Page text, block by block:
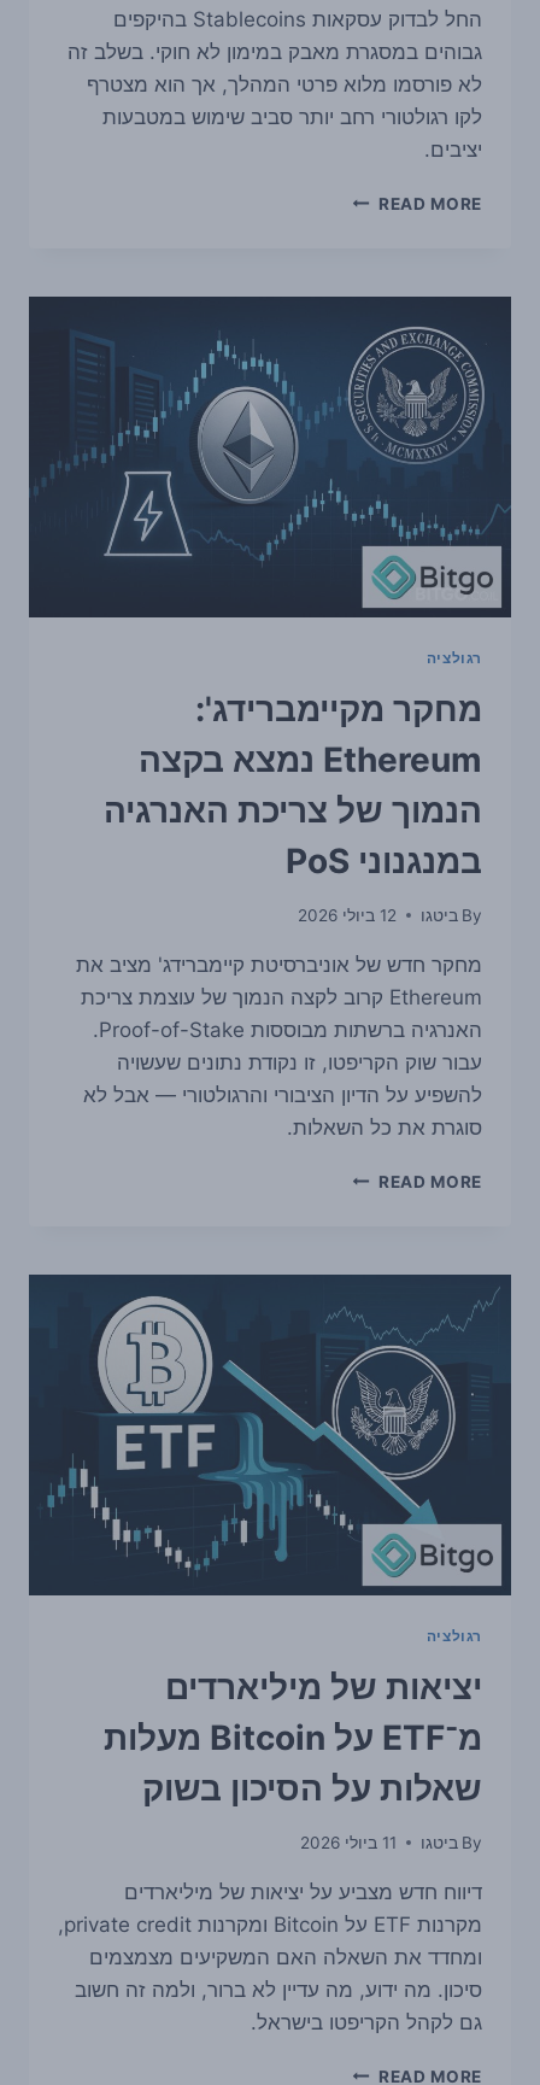
החל לבדוק עסקאות Stablecoins בהיקפים
גבוהים במסגרת מאבק במימון לא חוקי. בשלב זה
לא פורסמו מלוא פרטי המהלך, אך הוא מצטרף
לקו רגולטורי רחב יותר סביב שימוש במטבעות
יציבים.
READ MORE דיווח:
תאילנד
עסקאות
STABLECOINS
בהיקף
גבוה
רגולציה
מחקר מקיימברידג':
Ethereum נמצא בקצה
הנמוך של צריכת האנרגיה
במנגנוני PoS
By ביטגו 12 ביולי 2026
מחקר חדש של אוניברסיטת קיימברידג' מציב את
Ethereum קרוב לקצה הנמוך של עוצמת צריכת
האנרגיה ברשתות מבוססות Proof-of-Stake.
עבור שוק הקריפטו, זו נקודת נתונים שעשויה
להשפיע על הדיון הציבורי והרגולטורי — אבל לא
סוגרת את כל השאלות.
READ MORE מחקר
בקצה
הנמוך
של
צריכת
האנרגיה
במנגנוני
POS
רגולציה
יציאות של מיליארדים
מ־ETF על Bitcoin מעלות
שאלות על הסיכון בשוק
By ביטגו 11 ביולי 2026
דיווח חדש מצביע על יציאות של מיליארדים
מקרנות ETF על Bitcoin ומקרנות private credit,
ומחדד את השאלה האם המשקיעים מצמצמים
סיכון. מה ידוע, מה עדיין לא ברור, ולמה זה חשוב
גם לקהל הקריפטו בישראל.
READ MORE יציאות